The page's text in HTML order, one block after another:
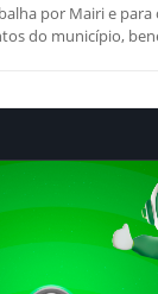
por Mairi e para
do município,